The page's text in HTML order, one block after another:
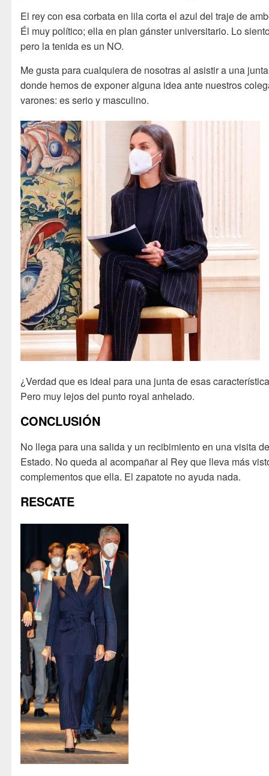
El rey con esa corbata en lila corta el azul del traje de
Él muy político; ella en plan gánster universitario. Lo
pero la tenida es un NO.
Me gusta para cualquiera de nosotras al asistir a una junta
donde hemos de exponer alguna idea ante nuestros
varones: es serio y masculino.
¿Verdad que es ideal para una junta de esas
Pero muy lejos del punto royal anhelado.
CONCLUSIÓN
No llega para una salida y un recibimiento en una visita
Estado. No queda al acompañar al Rey que lleva más
complementos que ella. El zapatote no ayuda nada.
RESCATE